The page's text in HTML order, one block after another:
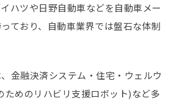
ハツや日野自動車などを自動車メー
ており、自動車業界では盤石な体制
金融決済システム・住宅・ウェルウ
ためのリハビリ支援ロボット)など多